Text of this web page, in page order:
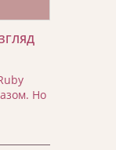
Но